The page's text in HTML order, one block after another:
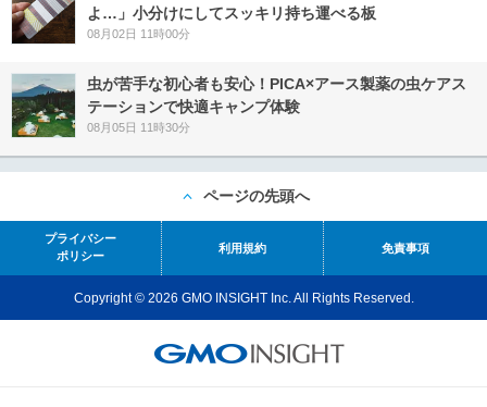
よ…」小分けにしてスッキリ持ち運べる板
08月02日 11時00分
虫が苦手な初心者も安心！PICA×アース製薬の虫ケアス
テーションで快適キャンプ体験
08月05日 11時30分
ページの先頭へ
プライバシー
ポリシー
利用規約 免責事項
Copyright © 2026 GMO INSIGHT Inc. All Rights Reserved.